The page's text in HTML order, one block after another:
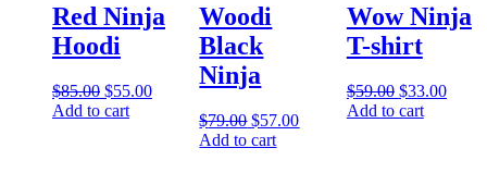
Red Ninja
Hoodi
$85.00 $55.00
Add to cart
Woodi
Black
Ninja
$79.00 $57.00
Add to cart
Wow Ninja
T-shirt
$59.00 $33.00
Add to cart